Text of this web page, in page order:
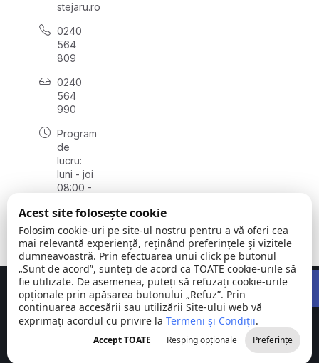
stejaru.ro
0240
564
809
0240
564
990
Program
de
lucru:
luni - joi
08:00 -
vineri
08:00 -
14:00
Comuna
Stejaru |
județul Tulcea
©
2026
Toate
drepturile
rezervate
Concept realizat deBig Media Relații Publice SRL
Acest site folosește cookie
Folosim cookie-uri pe site-ul nostru pentru a vă oferi cea
mai relevantă experiență, reținând preferințele și vizitele
dumneavoastră. Prin efectuarea unui click pe butonul
„Sunt de acord”, sunteți de acord ca TOATE cookie-urile să
fie utilizate. De asemenea, puteți să refuzați cookie-urile
opționale prin apăsarea butonului „Refuz”. Prin
continuarea accesării sau utilizării Site-ului web vă
exprimați acordul cu privire la Termeni și Condiții.
Accept TOATE Resping opționale Preferințe